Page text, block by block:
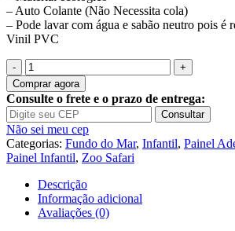
– Auto Colante (Não Necessita cola)
– Pode lavar com água e sabão neutro pois é
Vinil PVC
Quantidade
de
Adesivo
De
Parede
Infantil
Fundo
Do
Mar
Baleia
Painel
G1039
Comprar agora
Consulte o frete e o prazo de entrega:
Consultar
Não sei meu cep
Categorias: Fundo do Mar, Infantil, Painel
Painel Infantil, Zoo Safari
Descrição
Informação adicional
Avaliações (0)